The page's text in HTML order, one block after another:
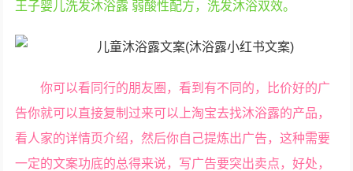
王子婴儿洗发沐浴露 弱酸性配方，洗发沐浴双效。
你可以看同行的朋友圈，看到有不同的，比价好的广
告你就可以直接复制过来可以上淘宝去找沐浴露的产品，
看人家的详情页介绍，然后你自己提炼出广告，这种需要
一定的文案功底的总得来说，写广告要突出卖点，好处，